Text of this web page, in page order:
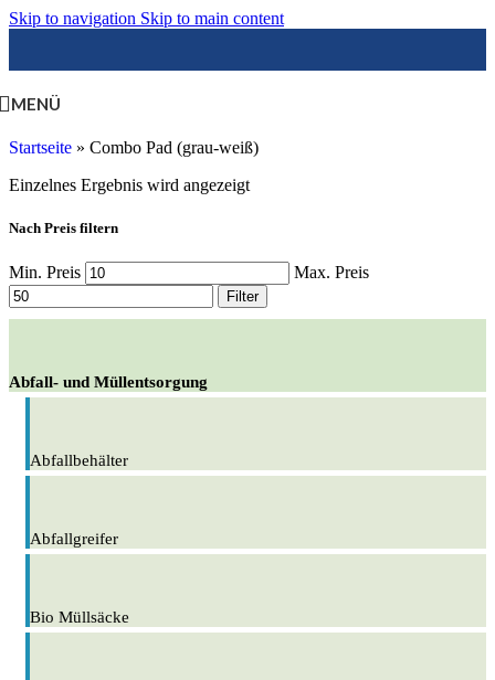
Skip to navigation Skip to main content
MENÜ
Startseite » Combo Pad (grau-weiß)
Einzelnes Ergebnis wird angezeigt
Nach Preis filtern
Min. Preis Max. Preis
Filter
Abfall- und Müllentsorgung
Abfallbehälter
Abfallgreifer
Bio Müllsäcke